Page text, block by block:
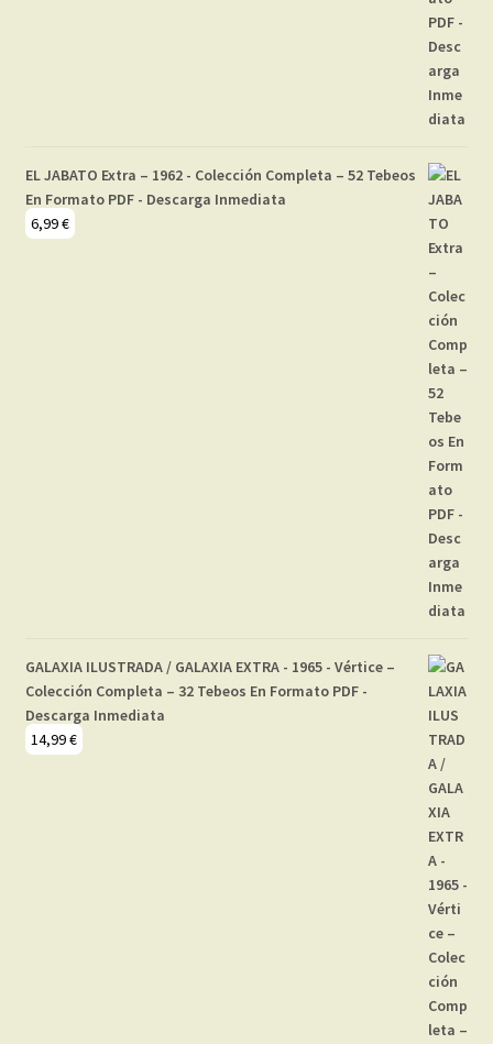
EL JABATO Extra – 1962 - Colección Completa – 52 Tebeos
En Formato PDF - Descarga Inmediata
6,99€
GALAXIA ILUSTRADA / GALAXIA EXTRA - 1965 - Vértice –
Colección Completa – 32 Tebeos En Formato PDF -
Descarga Inmediata
14,99€